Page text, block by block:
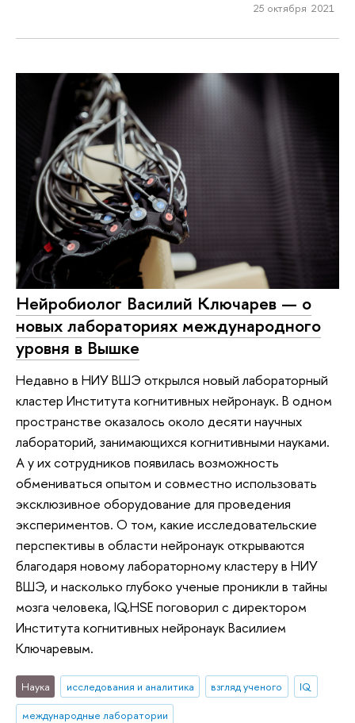
25 октября 2021
Нейробиолог Василий Ключарев — о
новых лабораториях международного
уровня в Вышке
Недавно в НИУ ВШЭ открылся новый лабораторный
кластер Института когнитивных нейронаук. В одном
пространстве оказалось около десяти научных
лабораторий, занимающихся когнитивными науками.
А у их сотрудников появилась возможность
обмениваться опытом и совместно использовать
эксклюзивное оборудование для проведения
экспериментов. О том, какие исследовательские
перспективы в области нейронаук открываются
благодаря новому лабораторному кластеру в НИУ
ВШЭ, и насколько глубоко ученые проникли в тайны
мозга человека, IQ.HSE поговорил с директором
Института когнитивных нейронаук Василием
Ключаревым.
Наука исследования и аналитика взгляд ученого
IQ
международные лаборатории